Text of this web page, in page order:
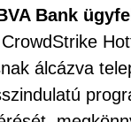
Bank
álcázva